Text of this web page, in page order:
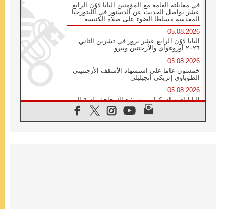
في مقابلته العامة مع المؤمنين البابا لاوُن الرابع
عشر يواصل الحديث عن الدستور في الليتورجيا
المقدسة مسلطا الضوء على صلاة الكنيسة
05.08.2026
البابا لاوُن الرابع عشر يزور في تشرين الثاني
٢٠٢٦ أوروغواي والأرجنتين وبيرو
05.08.2026
خمسون عاما على استشهاد الأسقف الأرجنتيني
الطوباوي إنريكي أنجيليلي
05.08.2026
البابا لفرسان كولومبوس: هناك حاجة ماسة إلى
أنبياء تناغم يسعون إلى بناء الجسور
04.08.2026